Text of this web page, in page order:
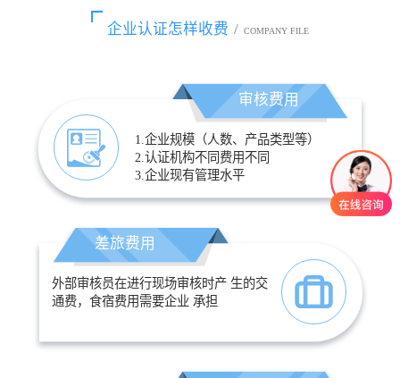
企业认证怎样收费 / COMPANY FILE
审核费用
1.企业规模（人数、产品类型等）
2.认证机构不同费用不同
3.企业现有管理水平
差旅费用
外部审核员在进行现场审核时产 生的交
通费，食宿费用需要企业 承担